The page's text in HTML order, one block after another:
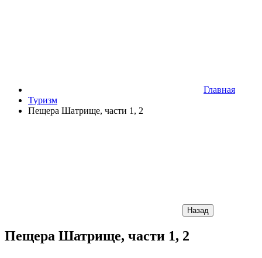
Главная
Туризм
Пещера Шатрище, части 1, 2
Назад
Пещера Шатрище, части 1, 2